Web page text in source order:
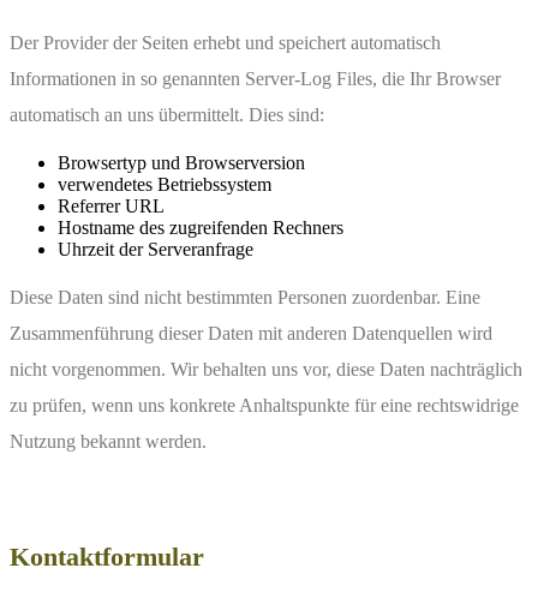
Der Provider der Seiten erhebt und speichert automatisch
Informationen in so genannten Server-Log Files, die Ihr Browser
automatisch an uns übermittelt. Dies sind:
Browsertyp und Browserversion
verwendetes Betriebssystem
Referrer URL
Hostname des zugreifenden Rechners
Uhrzeit der Serveranfrage
Diese Daten sind nicht bestimmten Personen zuordenbar. Eine
Zusammenführung dieser Daten mit anderen Datenquellen wird
nicht vorgenommen. Wir behalten uns vor, diese Daten nachträglich
zu prüfen, wenn uns konkrete Anhaltspunkte für eine rechtswidrige
Nutzung bekannt werden.
Kontaktformular